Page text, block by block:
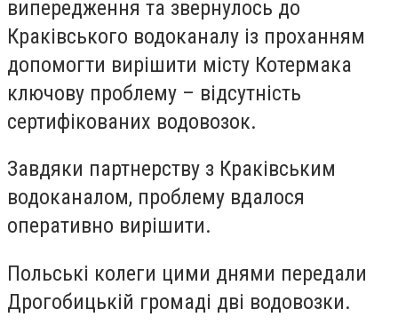
випередження та звернулось до
Краківського водоканалу із проханням
допомогти вирішити місту Котермака
ключову проблему – відсутність
сертифікованих водовозок.
Завдяки партнерству з Краківським
водоканалом, проблему вдалося
оперативно вирішити.
Польські колеги цими днями передали
Дрогобицькій громаді дві водовозки.